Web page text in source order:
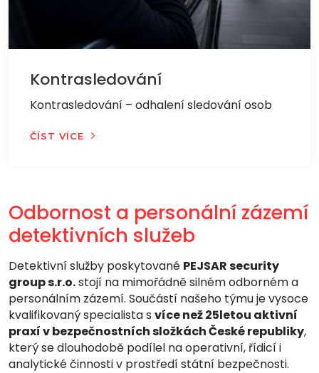
Kontrasledování
Kontrasledování – odhalení sledování osob
ČÍST VÍCE
Odbornost a personální zázemí
detektivních služeb
Detektivní služby poskytované PEJSAR security
group s.r.o.stojí na mimořádně silném odborném a
personálním zázemí. Součástí našeho týmu je vysoce
kvalifikovaný specialista s více než 25letou aktivní
praxí v bezpečnostních složkách České republiky,
který se dlouhodobě podílel na operativní, řídicí i
analytické činnosti v prostředí státní bezpečnosti.